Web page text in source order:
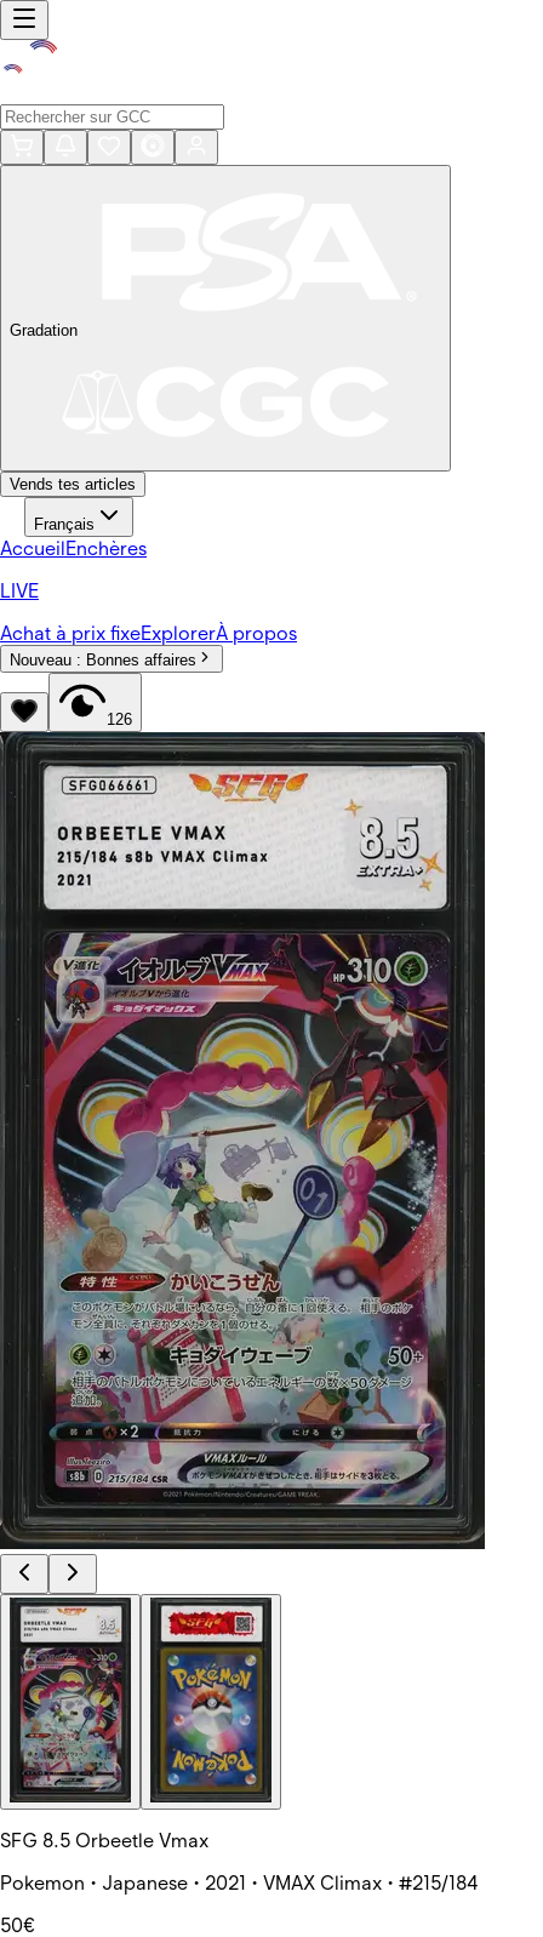
Gradation
Vends tes articles
Français
AccueilEnchères
LIVE
Achat à prix fixeExplorerÀ propos
Nouveau : Bonnes affaires
126
SFG 8.5 Orbeetle Vmax
Pokemon • Japanese • 2021 • VMAX Climax • #215/184
50€